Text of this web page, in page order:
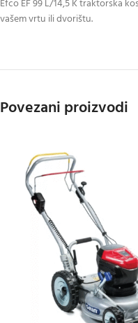
Efco EF 99 L/14,5 K traktorska
vašem vrtu ili dvorištu.
Povezani proizvodi